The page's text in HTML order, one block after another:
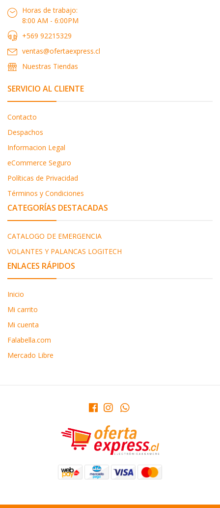
Horas de trabajo:
8:00 AM - 6:00PM
+569 92215329
ventas@ofertaexpress.cl
Nuestras Tiendas
SERVICIO AL CLIENTE
Contacto
Despachos
Informacion Legal
eCommerce Seguro
Políticas de Privacidad
Términos y Condiciones
CATEGORÍAS DESTACADAS
CATALOGO DE EMERGENCIA
VOLANTES Y PALANCAS LOGITECH
ENLACES RÁPIDOS
Inicio
Mi carrito
Mi cuenta
Falabella.com
Mercado Libre